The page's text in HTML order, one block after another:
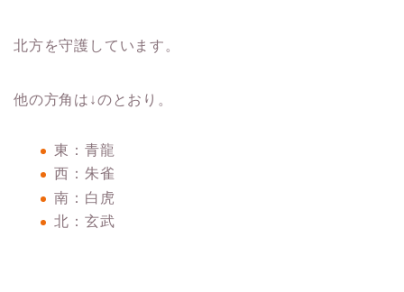
北方を守護しています。
他の方角は↓のとおり。
東：青龍
西：朱雀
南：白虎
北：玄武